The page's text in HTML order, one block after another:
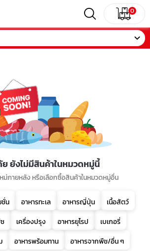
0
ยังไม่มีสินค้าในหมวดหมู่นี้
ม่ภายหลัง หรือเลือกซื้อสินค้าในหมวดหมู่อื่น
ชั่น อาหารทะเล อาหารญี่ปุ่น
เนื้อสัตว์
เครื่องปรุง อาหารยุโรป
เบเกอรี่
อาหารพร้อมทาน อาหารจากพืช/อื่น ๆ